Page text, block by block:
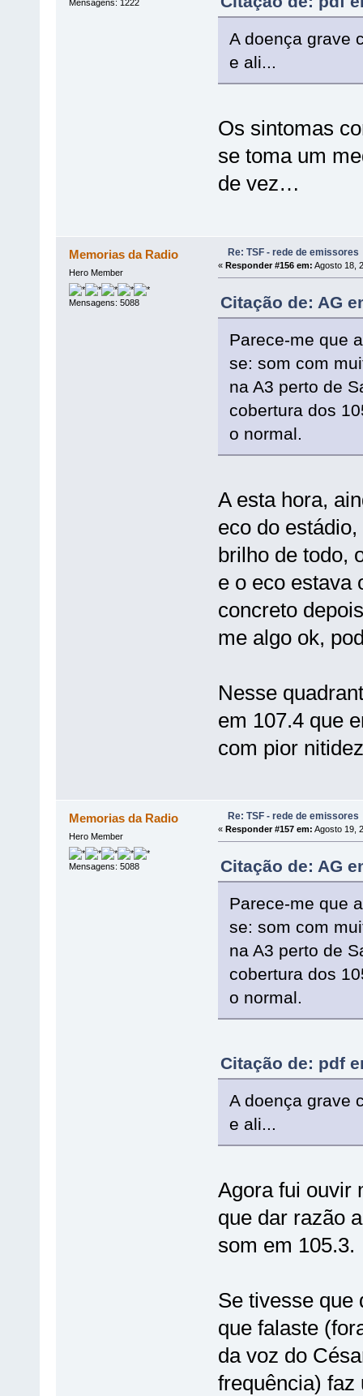
Mensagens: 1222
A doença grave
e ali...
Os sintomas
se toma um
de vez…
Memorias da Radio
Hero Member
Mensagens: 5088
Re: TSF - rede de emissores
« Responder #156 em: Agosto 18,
Citação de: AG
Parece-me que
se: som com
na A3 perto de
cobertura dos
o normal.
A esta hora,
eco do
brilho de todo,
e o eco estava
concreto
me algo ok,
Nesse
em 107.4 que
com pior
Memorias da Radio
Hero Member
Mensagens: 5088
Re: TSF - rede de emissores
« Responder #157 em: Agosto 19,
Citação de: AG
Parece-me que
se: som com
na A3 perto de
cobertura dos
o normal.
Citação de: pdf
A doença grave
e ali...
Agora fui ouvir
que dar razão
som em 105.3.
Se tivesse que
que falaste
da voz do
frequência) faz